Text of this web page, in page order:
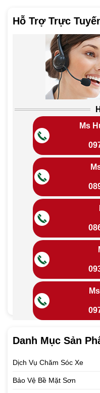
Hỗ Trợ Trực
Ms
Danh Mục Sản
Dịch Vụ Chăm Sóc Xe
Bảo Vệ Bề Mặt Sơn